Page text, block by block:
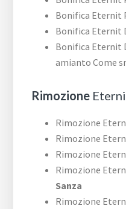
Bonifica Eternit
Bonifica Eternit
Bonifica Eternit
amianto Come
Rimozione
Rimozione
Rimozione
Rimozione
Rimozione
Sanza
Rimozione